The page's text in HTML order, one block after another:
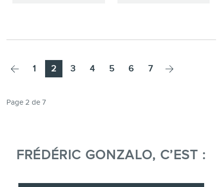
1 2 3 4 5 6 7
Page 2 de 7
FRÉDÉRIC GONZALO, C’EST :